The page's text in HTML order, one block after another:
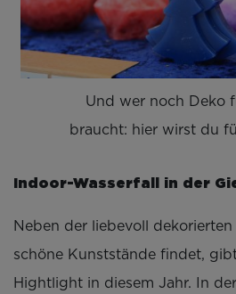
Und wer noch Deko
braucht: hier wirst du
Indoor-Wasserfall in der
Neben der liebevoll
schöne Kunststände findet,
Hightlight in diesem Jahr. In